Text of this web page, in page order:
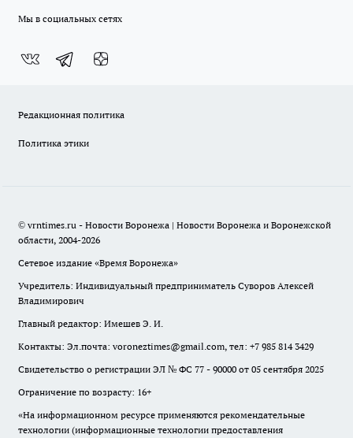
Мы в социальных сетях
Редакционная политика
Политика этики
© vrntimes.ru - Новости Воронежа | Новости Воронежа и Воронежской
области, 2004-2026
Сетевое издание «Время Воронежа»
Учредитель: Индивидуальный предприниматель Суворов Алексей
Владимирович
Главный редактор: Имешев Э. И.
Контакты: Эл.почта: voroneztimes@gmail.com, тел: +7 985 814 3429
Свидетельство о регистрации ЭЛ № ФС 77 - 90000 от 05 сентября 2025
Ограничение по возрасту: 16+
«На информационном ресурсе применяются рекомендательные
технологии (информационные технологии предоставления